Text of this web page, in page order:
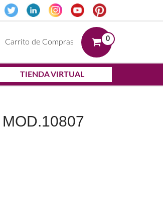
Carrito de Compras 0
TIENDA VIRTUAL